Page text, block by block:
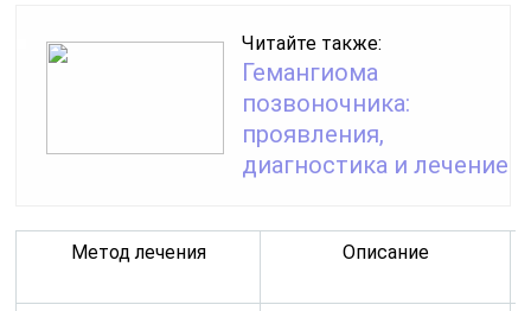
Читайте также:
Гемангиома
позвоночника:
проявления,
диагностика и лечение
Метод лечения
Описание